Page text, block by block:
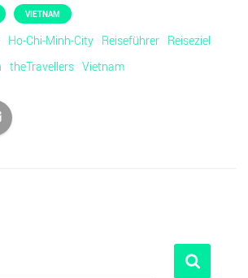
VIETNAM
Ho-Chi-Minh-City Reiseführer Reiseziel
theTravellers Vietnam